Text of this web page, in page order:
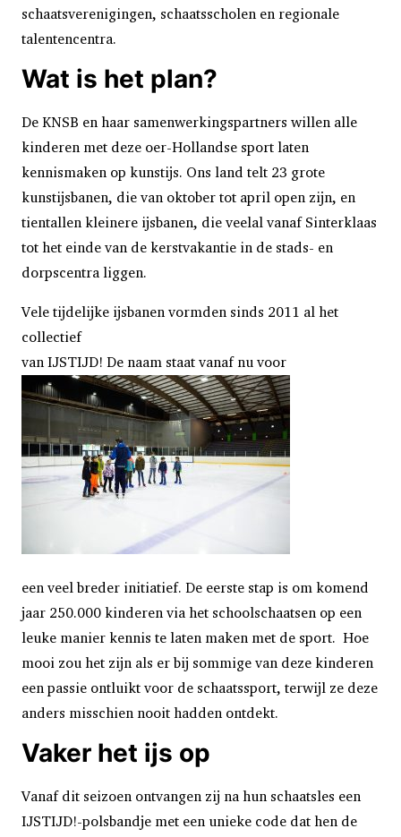
schaatsverenigingen, schaatsscholen en regionale
talentencentra.
Wat is het plan?
De KNSB en haar samenwerkingspartners willen alle
kinderen met deze oer-Hollandse sport laten
kennismaken op kunstijs. Ons land telt 23 grote
kunstijsbanen, die van oktober tot april open zijn, en
tientallen kleinere ijsbanen, die veelal vanaf Sinterklaas
tot het einde van de kerstvakantie in de stads- en
dorpscentra liggen.
Vele tijdelijke ijsbanen vormden sinds 2011 al het
collectief
van IJSTIJD! De naam staat vanaf nu voor
een veel breder initiatief. De eerste stap is om komend
jaar 250.000 kinderen via het schoolschaatsen op een
leuke manier kennis te laten maken met de sport. Hoe
mooi zou het zijn als er bij sommige van deze kinderen
een passie ontluikt voor de schaatssport, terwijl ze deze
anders misschien nooit hadden ontdekt.
Vaker het ijs op
Vanaf dit seizoen ontvangen zij na hun schaatsles een
IJSTIJD!-polsbandje met een unieke code dat hen de